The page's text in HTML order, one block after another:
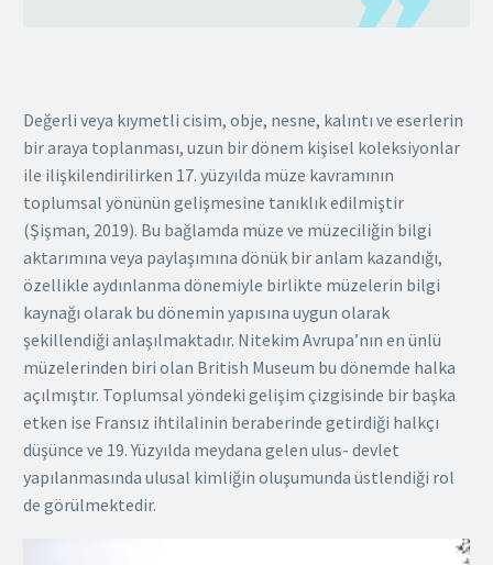
Değerli veya kıymetli cisim, obje, nesne, kalıntı ve eserlerin
bir araya toplanması, uzun bir dönem kişisel koleksiyonlar
ile ilişkilendirilirken 17. yüzyılda müze kavramının
toplumsal yönünün gelişmesine tanıklık edilmiştir
(Şişman, 2019). Bu bağlamda müze ve müzeciliğin bilgi
aktarımına veya paylaşımına dönük bir anlam kazandığı,
özellikle aydınlanma dönemiyle birlikte müzelerin bilgi
kaynağı olarak bu dönemin yapısına uygun olarak
şekillendiği anlaşılmaktadır. Nitekim Avrupa’nın en ünlü
müzelerinden biri olan British Museum bu dönemde halka
açılmıştır. Toplumsal yöndeki gelişim çizgisinde bir başka
etken ise Fransız ihtilalinin beraberinde getirdiği halkçı
düşünce ve 19. Yüzyılda meydana gelen ulus- devlet
yapılanmasında ulusal kimliğin oluşumunda üstlendiği rol
de görülmektedir.